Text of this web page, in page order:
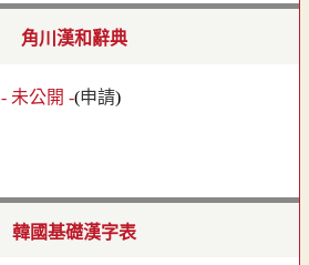
角川漢和辭典
- 未公開 -(申請)
韓國基礎漢字表